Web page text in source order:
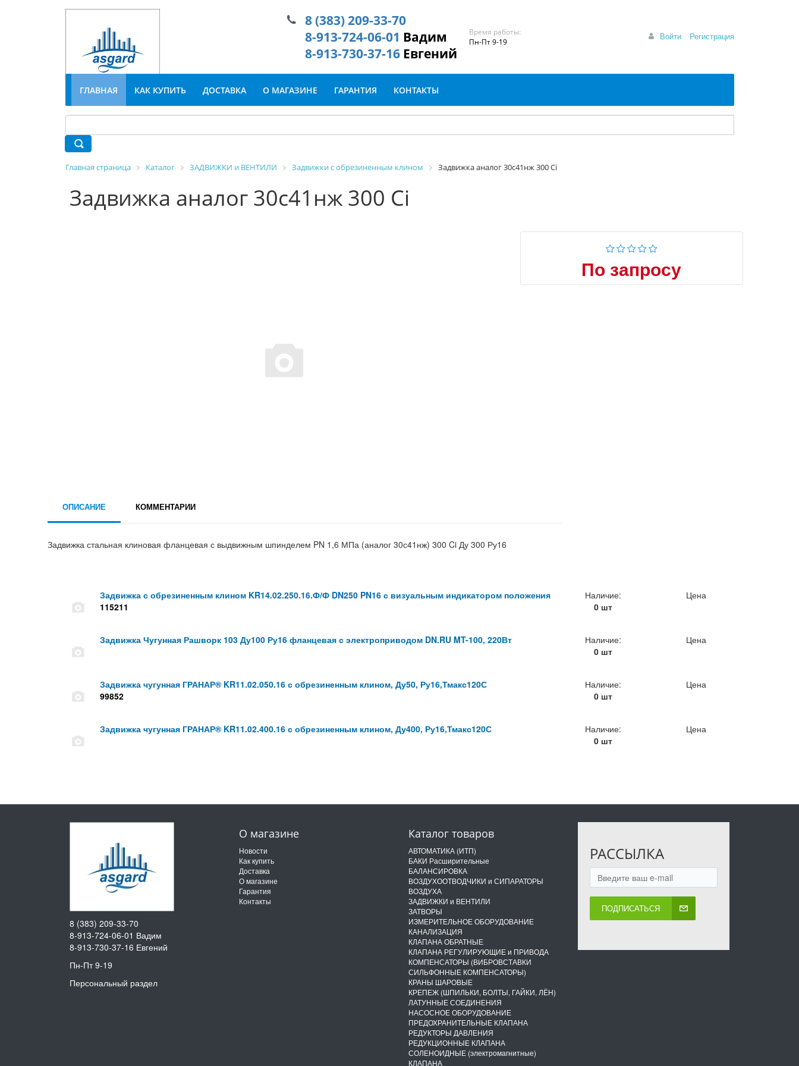
Войти Регистрация
8 (383) 209-33-70
8-913-724-06-01 Вадим
8-913-730-37-16 Евгений
Время работы:
Пн-Пт 9-19
ГЛАВНАЯ КАК КУПИТЬ ДОСТАВКА О МАГАЗИНЕ ГАРАНТИЯ КОНТАКТЫ
Главная страница Каталог ЗАДВИЖКИ и ВЕНТИЛИ Задвижки с обрезиненным клином Задвижка аналог 30с41нж 300 Ci
Задвижка аналог 30с41нж 300 Ci
По запросу
ОПИСАНИЕ КОММЕНТАРИИ
Задвижка стальная клиновая фланцевая с выдвижным шпинделем PN 1,6 МПа (аналог 30с41нж) 300 Ci Ду 300 Ру16
Задвижка с обрезиненным клином KR14.02.250.16.Ф/Ф DN250 PN16 с визуальным индикатором положения
115211
Наличие:
0 шт
Цена
Задвижка Чугунная Рашворк 103 Ду100 Ру16 фланцевая с электроприводом DN.RU MT-100, 220Вт
Наличие:
0 шт
Цена
Задвижка чугунная ГРАНАР® KR11.02.050.16 с обрезиненным клином, Ду50, Ру16,Тмакс120С
99852
Наличие:
0 шт
Цена
Задвижка чугунная ГРАНАР® KR11.02.400.16 с обрезиненным клином, Ду400, Ру16,Тмакс120С
Наличие:
0 шт
Цена
О магазине
Новости
Как купить
Доставка
О магазине
Гарантия
Контакты
Каталог товаров
АВТОМАТИКА (ИТП)
БАКИ Расширительные
БАЛАНСИРОВКА
ВОЗДУХООТВОДЧИКИ и СИПАРАТОРЫ
ВОЗДУХА
ЗАДВИЖКИ и ВЕНТИЛИ
ЗАТВОРЫ
ИЗМЕРИТЕЛЬНОЕ ОБОРУДОВАНИЕ
КАНАЛИЗАЦИЯ
КЛАПАНА ОБРАТНЫЕ
КЛАПАНА РЕГУЛИРУЮЩИЕ и ПРИВОДА
КОМПЕНСАТОРЫ (ВИБРОВСТАВКИ
СИЛЬФОННЫЕ КОМПЕНСАТОРЫ)
КРАНЫ ШАРОВЫЕ
КРЕПЕЖ (ШПИЛЬКИ, БОЛТЫ, ГАЙКИ, ЛЁН)
ЛАТУННЫЕ СОЕДИНЕНИЯ
НАСОСНОЕ ОБОРУДОВАНИЕ
ПРЕДОХРАНИТЕЛЬНЫЕ КЛАПАНА
РЕДУКТОРЫ ДАВЛЕНИЯ
РЕДУКЦИОННЫЕ КЛАПАНА
СОЛЕНОИДНЫЕ (электромагнитные)
КЛАПАНА
РАССЫЛКА
ПОДПИСАТЬСЯ
8 (383) 209-33-70
8-913-724-06-01 Вадим
8-913-730-37-16 Евгений
Пн-Пт 9-19
Персональный раздел